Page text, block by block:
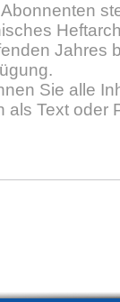
Jahres
Sie alle
als Text oder